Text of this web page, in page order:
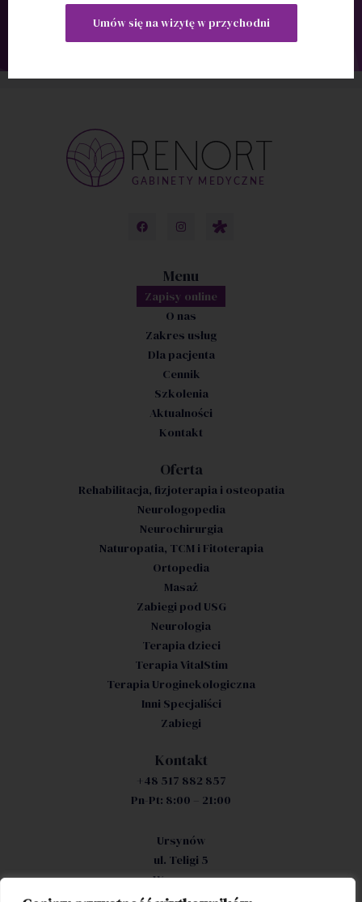
Polub nas na Facebooku
Menu
Zapisy online
O nas
Zakres usług
Dla pacjenta
Cennik
Szkolenia
Aktualności
Kontakt
Oferta
Rehabilitacja, fizjoterapia i osteopatia
Neurologopedia
Neurochirurgia
Naturopatia, TCM i Fitoterapia
Ortopedia
Masaż
Zabiegi pod USG
Neurologia
Terapia dzieci
Terapia VitalStim
Terapia Uroginekologiczna
Inni Specjaliści
Zabiegi
Kontakt
+48 517 882 857
Pn-Pt: 8:00 – 21:00
Ursynów
ul. Teligi 5
Warszawa
Umów się na wizytę w przychodni